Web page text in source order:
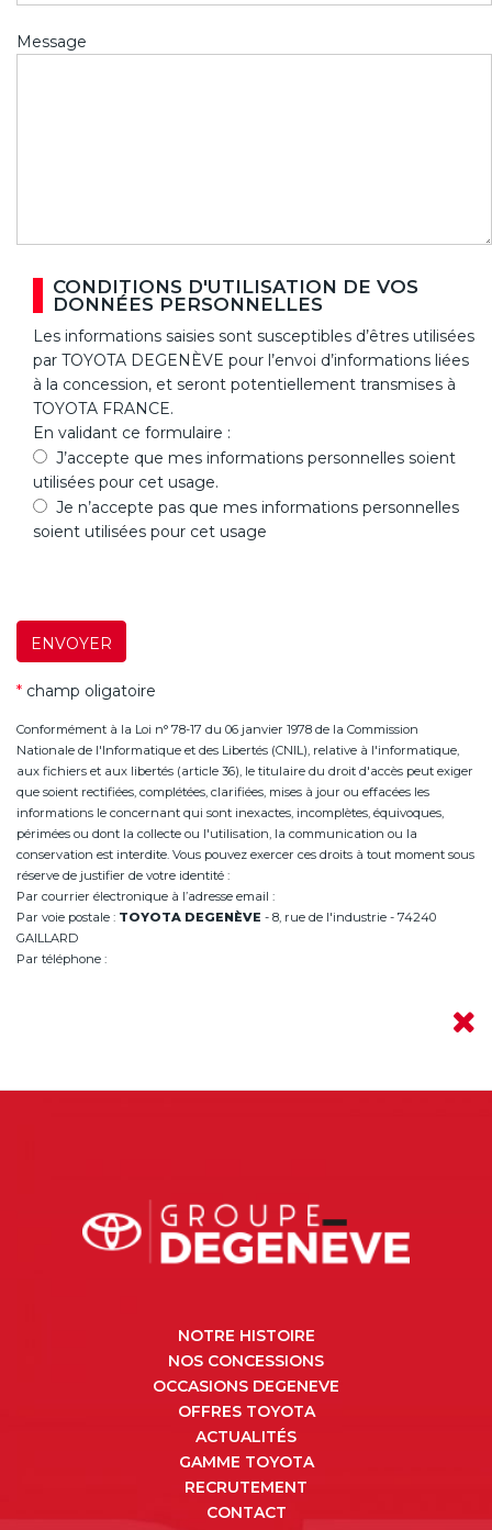
Message
CONDITIONS D'UTILISATION DE VOS
DONNÉES PERSONNELLES
Les informations saisies sont susceptibles d’êtres utilisées
par TOYOTA DEGENÈVE pour l’envoi d’informations liées
à la concession, et seront potentiellement transmises à
TOYOTA FRANCE.
En validant ce formulaire :
J’accepte que mes informations personnelles soient
utilisées pour cet usage.
Je n’accepte pas que mes informations personnelles
soient utilisées pour cet usage
ENVOYER
* champ oligatoire
Conformément à la Loi n° 78-17 du 06 janvier 1978 de la Commission
Nationale de l'Informatique et des Libertés (CNIL), relative à l'informatique,
aux fichiers et aux libertés (article 36), le titulaire du droit d'accès peut exiger
que soient rectifiées, complétées, clarifiées, mises à jour ou effacées les
informations le concernant qui sont inexactes, incomplètes, équivoques,
périmées ou dont la collecte ou l'utilisation, la communication ou la
conservation est interdite. Vous pouvez exercer ces droits à tout moment sous
réserve de justifier de votre identité :
Par courrier électronique à l’adresse email :
Par voie postale : TOYOTA DEGENÈVE - 8, rue de l'industrie - 74240
GAILLARD
Par téléphone :
NOTRE HISTOIRE
NOS CONCESSIONS
OCCASIONS DEGENEVE
OFFRES TOYOTA
ACTUALITÉS
GAMME TOYOTA
RECRUTEMENT
CONTACT